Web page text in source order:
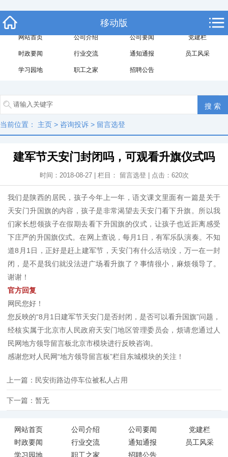
移动版
网站首页 公司介绍 公司要闻 党建栏
时政要闻 行业交流 通知通报 员工风采
学习园地 职工之家 招聘公告
当前位置： 主页 > 咨询投诉 > 留言选登
建军节天安门封闭吗，可观看升旗仪式吗
时间：2018-08-27 | 栏目： 留言选登 | 点击： 620次
我们是陕西的居民，孩子今年上一年，语文课文里面有一篇是关于
天安门升国旗的内容，孩子是非常渴望去天安门看下升旗。所以我
们家长想领孩子在假期去看下升国旗的仪式，让孩子也近距离感受
下庄严的升国旗仪式。在网上查说，每月1日，有军乐队演奏。不知
道8月1日，正好是赶上建军节，天安门有什么活动没，万一在一封
闭，是不是我们就没法进广场看升旗了？事情很小，麻烦领导了。
谢谢！
官方回复
网民您好！
您反映的“8月1日建军节天安门是否封闭，是否可以看升国旗”问题，
经核实属于北京市人民政府天安门地区管理委员会，烦请您通过人
民网地方领导留言板北京市模块进行反映咨询。
感谢您对人民网“地方领导留言板”栏目东城模块的关注！
上一篇：民安街路边停车位被私人占用
下一篇：暂无
网站首页 公司介绍 公司要闻
党建栏
时政要闻
行业交流 通知通报
员工风采
学习园地
职工之家 招聘公告